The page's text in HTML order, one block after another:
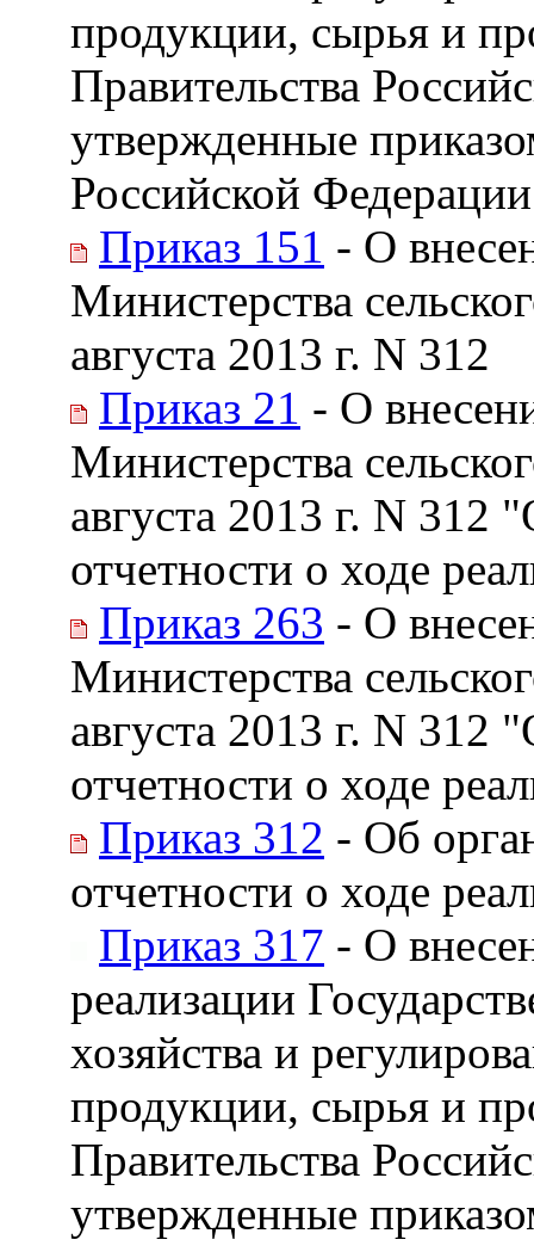
продукции, сырья и
Правительства
утвержденные
Российской
Приказ 151 - О
Министерства
августа 2013 г. N 312
Приказ 21 - О
Министерства
августа 2013 г. N 312
отчетности о ходе
Приказ 263 - О
Министерства
августа 2013 г. N 312
отчетности о ходе
Приказ 312 - Об
отчетности о ходе
Приказ 317 - О
реализации
хозяйства и
продукции, сырья и
Правительства
утвержденные